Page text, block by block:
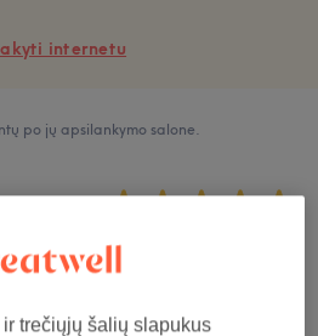
internetu
po jų apsilankymo salone.
trečiųjų šalių slapukus